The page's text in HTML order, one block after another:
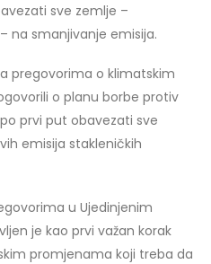
sve zemlje –
na smanjivanje emisija.
pregovorima o klimatskim
o planu borbe protiv
prvi put obavezati sve
emisija stakleničkih
u Ujedinjenim
je kao prvi važan korak
promjenama koji treba da